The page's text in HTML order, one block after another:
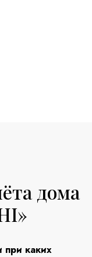
дома
при каких